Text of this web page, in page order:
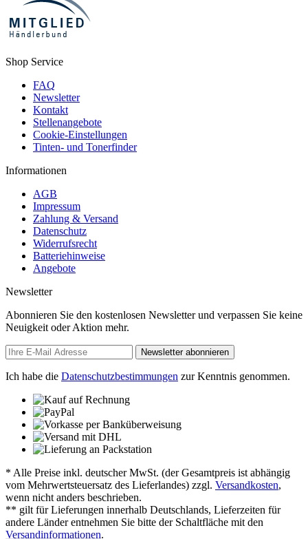
Shop Service
FAQ
Newsletter
Kontakt
Stellenangebote
Cookie-Einstellungen
Tinten- und Tonerfinder
Informationen
AGB
Impressum
Zahlung & Versand
Datenschutz
Widerrufsrecht
Batteriehinweise
Angebote
Newsletter
Abonnieren Sie den kostenlosen Newsletter und verpassen Sie keine
Neuigkeit oder Aktion mehr.
Newsletter abonnieren
Ich habe die Datenschutzbestimmungen zur Kenntnis genommen.
* Alle Preise inkl. deutscher MwSt. (der Gesamtpreis ist abhängig
vom Mehrwertsteuersatz des Lieferlandes) zzgl. Versandkosten,
wenn nicht anders beschrieben.
** gilt für Lieferungen innerhalb Deutschlands, Lieferzeiten für
andere Länder entnehmen Sie bitte der Schaltfläche mit den
Versandinformationen.